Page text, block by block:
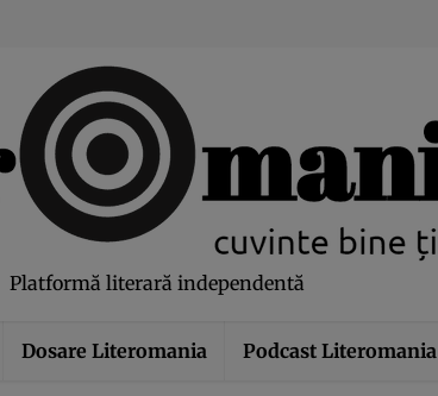
Platformă literară independentă
Dosare Literomania Podcast Literomania